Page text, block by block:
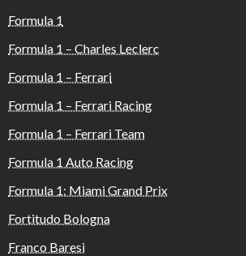
Formula 1
Formula 1 – Charles Leclerc
Formula 1 – Ferrari
Formula 1 – Ferrari Racing
Formula 1 – Ferrari Team
Formula 1 Auto Racing
Formula 1: Miami Grand Prix
Fortitudo Bologna
Franco Baresi